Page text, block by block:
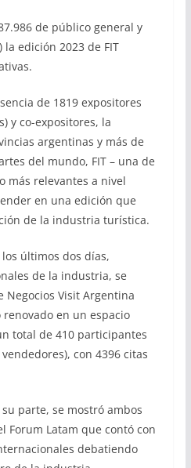
de público general y
edición 2023 de FIT
de 1819 expositores
y co-expositores, la
argentinas y más de
del mundo, FIT – una de
más relevantes a nivel
en una edición que
de la industria turística.
últimos dos días,
de la industria, se
Negocios Visit Argentina
en un espacio
total de 410 participantes
con 4396 citas
su parte, se mostró ambos
Forum Latam que contó con
debatiendo